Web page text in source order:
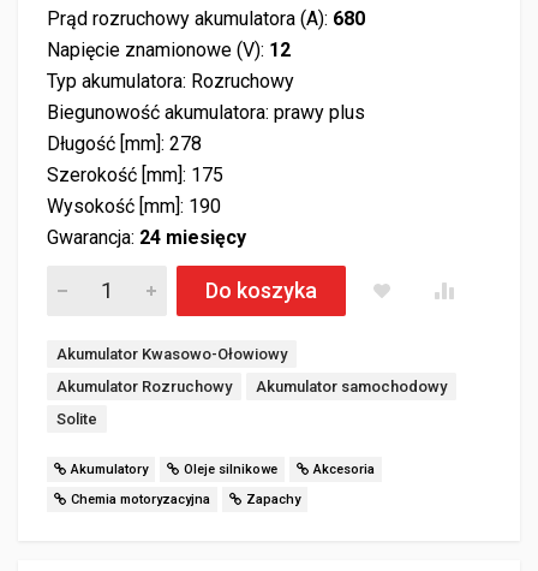
Prąd rozruchowy akumulatora (A): 680
Napięcie znamionowe (V): 12
Typ akumulatora: Rozruchowy
Biegunowość akumulatora: prawy plus
Długość [mm]: 278
Szerokość [mm]: 175
Wysokość [mm]: 190
Gwarancja: 24 miesięcy
Akumulator Solite 70Ah 680A EFB Prawy Plus ilość
Do koszyka
Tagi:
Akumulator Kwasowo-Ołowiowy
Akumulator Rozruchowy
Akumulator samochodowy
Solite
Akumulatory Oleje silnikowe
Akcesoria
Chemia motoryzacyjna
Zapachy